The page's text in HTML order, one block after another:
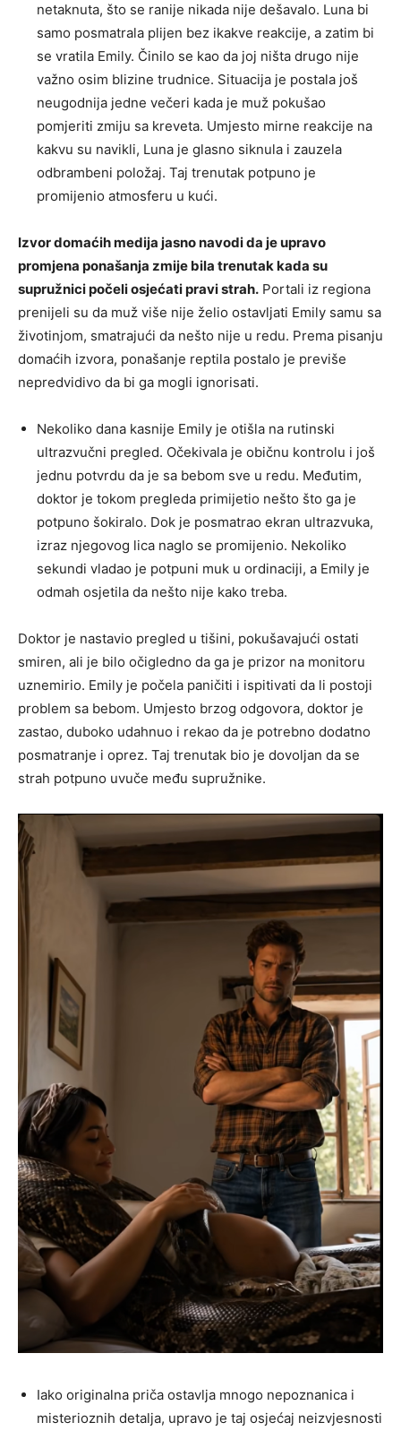
netaknuta, što se ranije nikada nije dešavalo. Luna bi
samo posmatrala plijen bez ikakve reakcije, a zatim bi
se vratila Emily. Činilo se kao da joj ništa drugo nije
važno osim blizine trudnice. Situacija je postala još
neugodnija jedne večeri kada je muž pokušao
pomjeriti zmiju sa kreveta. Umjesto mirne reakcije na
kakvu su navikli, Luna je glasno siknula i zauzela
odbrambeni položaj. Taj trenutak potpuno je
promijenio atmosferu u kući.
Izvor domaćih medija jasno navodi da je upravo
promjena ponašanja zmije bila trenutak kada su
supružnici počeli osjećati pravi strah. Portali iz regiona
prenijeli su da muž više nije želio ostavljati Emily samu sa
životinjom, smatrajući da nešto nije u redu. Prema pisanju
domaćih izvora, ponašanje reptila postalo je previše
nepredvidivo da bi ga mogli ignorisati.
Nekoliko dana kasnije Emily je otišla na rutinski
ultrazvučni pregled. Očekivala je običnu kontrolu i još
jednu potvrdu da je sa bebom sve u redu. Međutim,
doktor je tokom pregleda primijetio nešto što ga je
potpuno šokiralo. Dok je posmatrao ekran ultrazvuka,
izraz njegovog lica naglo se promijenio. Nekoliko
sekundi vladao je potpuni muk u ordinaciji, a Emily je
odmah osjetila da nešto nije kako treba.
Doktor je nastavio pregled u tišini, pokušavajući ostati
smiren, ali je bilo očigledno da ga je prizor na monitoru
uznemirio. Emily je počela paničiti i ispitivati da li postoji
problem sa bebom. Umjesto brzog odgovora, doktor je
zastao, duboko udahnuo i rekao da je potrebno dodatno
posmatranje i oprez. Taj trenutak bio je dovoljan da se
strah potpuno uvuče među supružnike.
Iako originalna priča ostavlja mnogo nepoznanica i
misterioznih detalja, upravo je taj osjećaj neizvjesnosti